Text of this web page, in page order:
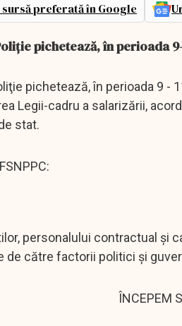
sursă preferată în Google
pichetează, în perioada
pichetează, în perioada 9 -
Legii-cadru a salarizării,
stat.
personalului contractual și
de către factorii politici și
ÎNCEPEM